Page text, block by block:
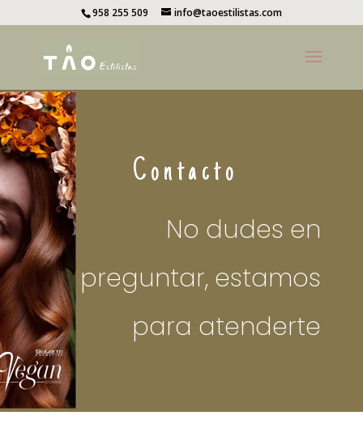
958 255 509 info@taoestilistas.com
Contacto
No dudes en
preguntar, estamos
para atenderte